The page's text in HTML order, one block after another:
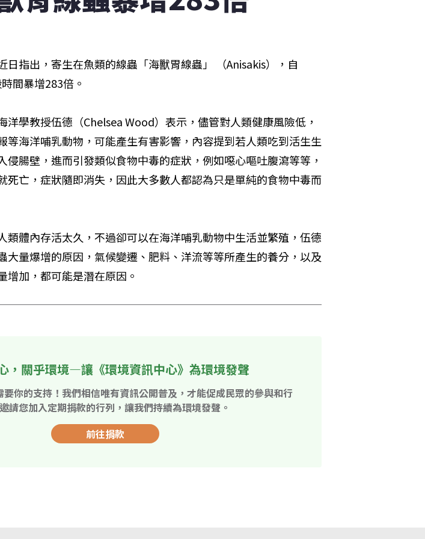
日指出，寄生在魚類的線蟲「海獸胃線蟲」 （Anisakis），自
間暴增283倍。
洋學教授伍德（Chelsea Wood）表示，儘管對人類健康風險低，
等海洋哺乳動物，可能產生有害影響，內容提到若人類吃到活生生
侵腸壁，進而引發類似食物中毒的症狀，例如噁心嘔吐腹瀉等等，
死亡，症狀隨即消失，因此大多數人都認為只是單純的食物中毒而
類體內存活太久，不過卻可以在海洋哺乳動物中生活並繁殖，伍德
大量爆增的原因，氣候變遷、肥料、洋流等等所產生的養分，以及
增加，都可能是潛在原因。
，關乎環境—讓《環境資訊中心》為環境發聲
要你的支持！我們相信唯有資訊公開普及，才能促成民眾的參與和行
請您加入定期捐款的行列，讓我們持續為環境發聲。
前往捐款